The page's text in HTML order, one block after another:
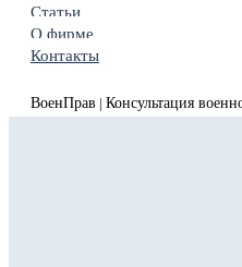
Статьи
О фирме
Контакты
ВоенПрав Консультация